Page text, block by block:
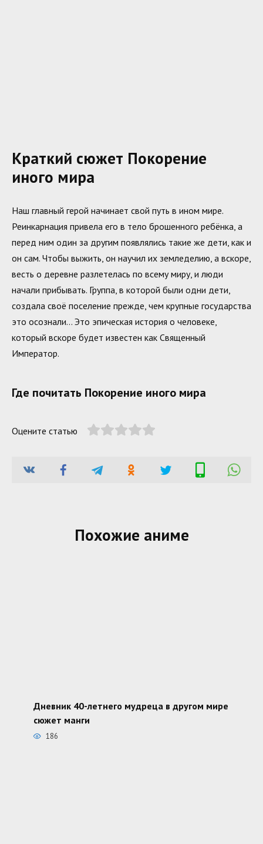
Краткий сюжет Покорение
иного мира
Наш главный герой начинает свой путь в ином мире.
Реинкарнация привела его в тело брошенного ребёнка, а
перед ним один за другим появлялись такие же дети, как и
он сам. Чтобы выжить, он научил их земледелию, а вскоре,
весть о деревне разлетелась по всему миру, и люди
начали прибывать. Группа, в которой были одни дети,
создала своё поселение прежде, чем крупные государства
это осознали… Это эпическая история о человеке,
который вскоре будет известен как Священный
Император.
Где почитать Покорение иного мира
Оцените статью
Похожие аниме
Дневник 40-летнего мудреца в другом мире
сюжет манги
186